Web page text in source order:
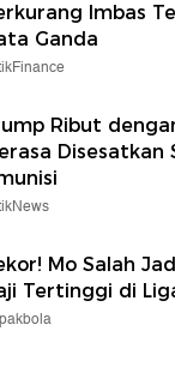
Imbas
Ganda
Ribut
Disesatkan
Mo Salah
Tertinggi di